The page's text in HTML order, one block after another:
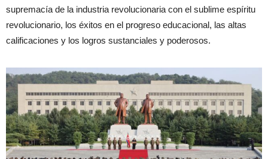
supremacía de la industria revolucionaria con el sublime espíritu
revolucionario, los éxitos en el progreso educacional, las altas
calificaciones y los logros sustanciales y poderosos.